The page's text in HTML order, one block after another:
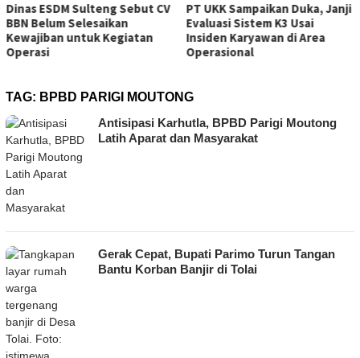
PT UKK Sampaikan Duka, Janji
Evaluasi Sistem K3 Usai
Insiden Karyawan di Area
Operasional
Tambang Sirtu Baliara
Beroperasi di Tengah
ESDM Sulteng
TAG: BPBD PARIGI MOUTONG
Antisipasi Karhutla, BPBD Parigi Moutong
Latih Aparat dan Masyarakat
Gerak Cepat, Bupati Parimo Turun Tangan
Bantu Korban Banjir di Tolai